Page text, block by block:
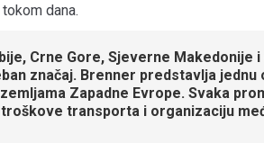
dana.
Crne Gore, Sjeverne Makedonije
značaj. Brenner predstavlja jednu
Zapadne Evrope. Svaka
transporta i organizaciju